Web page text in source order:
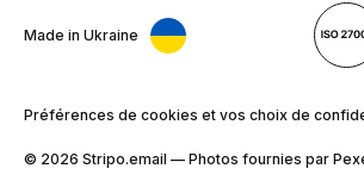
Made in Ukraine
Préférences de cookies et vos choix de
© 2026 Stripо.email — Photos fournies par